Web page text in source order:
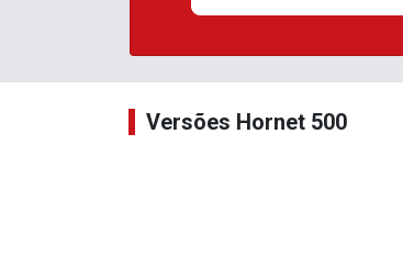
Versões Hornet 500